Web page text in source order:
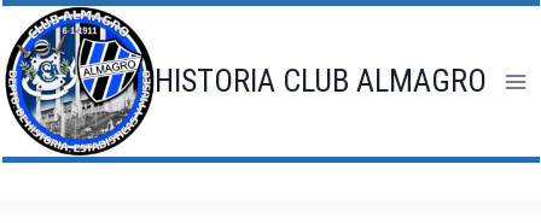
Saltar
al
contenido
HISTORIA CLUB ALMAGRO